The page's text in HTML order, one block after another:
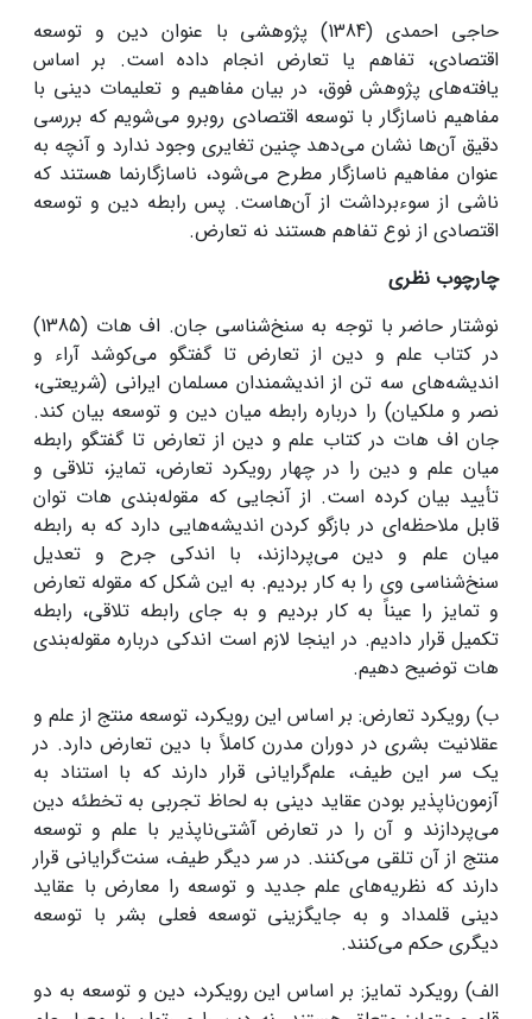
حاجی احمدی (1384) پژوهشی با عنوان دین و توسعه
اقتصادی، تفاهم یا تعارض انجام داده است. بر اساس
یافته‌های پژوهش فوق، در بیان مفاهیم و تعلیمات دینی با
مفاهیم ناسازگار با توسعه اقتصادی روبرو می‌شویم که بررسی
دقیق آن‌ها نشان می‌دهد چنین تغایری وجود ندارد و آنچه به
عنوان مفاهیم ناسازگار مطرح می‌شود، ناسازگارنما هستند که
ناشی از سوءبرداشت از آن‌هاست. پس رابطه دین و توسعه
اقتصادی از نوع تفاهم هستند نه تعارض.
چارچوب نظری
نوشتار حاضر با توجه به سنخ‌شناسی جان. اف هات (1385)
در کتاب علم و دین از تعارض تا گفتگو می‌کوشد آراء و
اندیشه‌های سه تن از اندیشمندان مسلمان ایرانی (شریعتی،
نصر و ملکیان) را درباره رابطه میان دین و توسعه بیان کند.
جان اف هات در کتاب علم و دین از تعارض تا گفتگو رابطه
میان علم و دین را در چهار رویکرد تعارض، تمایز، تلاقی و
تأیید بیان کرده است. از آنجایی که مقوله‌بندی هات توان
قابل ملاحظه‌ای در بازگو کردن اندیشه‌هایی دارد که به رابطه
میان علم و دین می‌پردازند، با اندکی جرح و تعدیل
سنخ‌شناسی وی را به کار بردیم. به این شکل که مقوله تعارض
و تمایز را عیناً به کار بردیم و به جای رابطه تلاقی، رابطه
تکمیل قرار دادیم. در اینجا لازم است اندکی درباره مقوله‌بندی
هات توضیح دهیم.
ب) رویکرد تعارض: بر اساس این رویکرد، توسعه منتج از علم و
عقلانیت بشری در دوران مدرن کاملاً با دین تعارض‌ دارد. در
یک سر این طیف، علم‌گرایانی قرار دارند که با استناد به
آزمون‌ناپذیر بودن عقاید دینی به لحاظ تجربی به تخطئه دین
می‌پردازند و آن را در تعارض آشتی‌ناپذیر با علم و توسعه
منتج از آن تلقی می‌کنند. در سر دیگر طیف، سنت‌گرایانی قرار
دارند که نظریه‌های علم جدید و توسعه را معارض با عقاید
دینی قلمداد و به جایگزینی توسعه فعلی بشر با توسعه
دیگری حکم می‌کنند.
الف) رویکرد تمایز: بر اساس این رویکرد، دین و توسعه به دو